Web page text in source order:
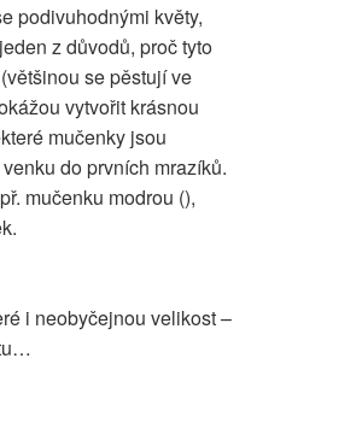
podivuhodnými květy,
z důvodů, proč tyto
se pěstují ve
vytvořit krásnou
mučenky jsou
do prvních mrazíků.
mučenku modrou (),
i neobyčejnou velikost –